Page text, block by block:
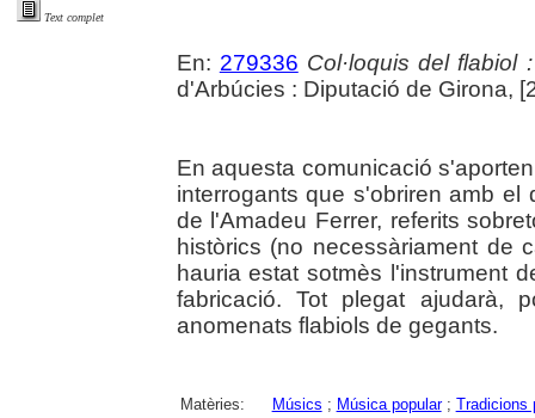
Text complet
En: 279336 Col·loquis del flabiol
d'Arbúcies : Diputació de Girona,
En aquesta comunicació
interrogants que s'obriren amb el
de l'Amadeu Ferrer, referits
històrics (no necessàriament de
hauria estat sotmès l'instrument
fabricació. Tot plegat ajudarà,
anomenats flabiols de gegants.
Matèries: Músics ; Música popular; Tradicions